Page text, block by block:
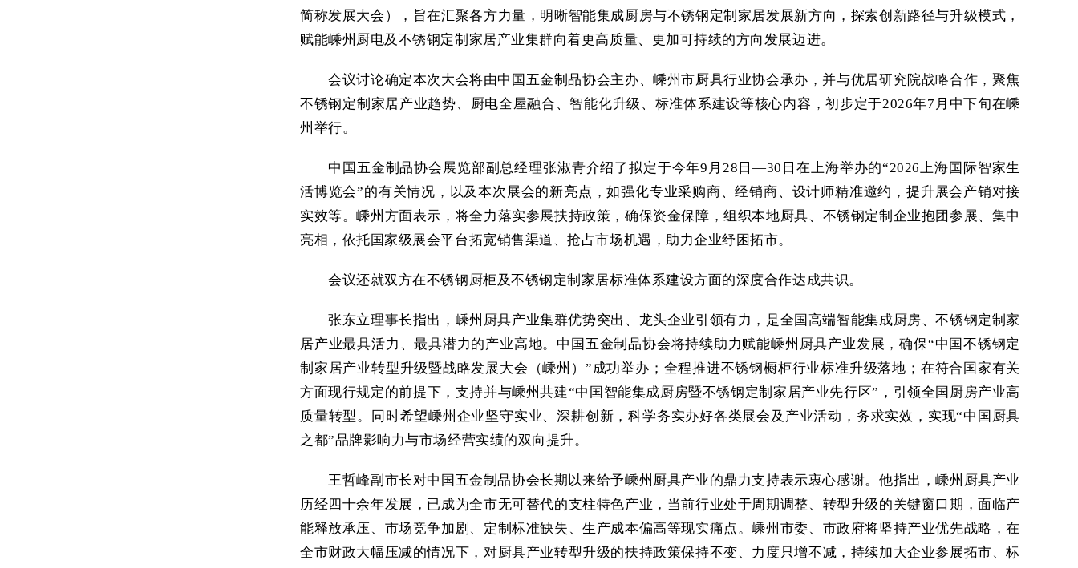
简称发展大会），旨在汇聚各方力量，明晰智能集成厨房与不锈钢定制家居发展新方向，探索创新路径与升级模式，
赋能嵊州厨电及不锈钢定制家居产业集群向着更高质量、更加可持续的方向发展迈进。
会议讨论确定本次大会将由中国五金制品协会主办、嵊州市厨具行业协会承办，并与优居研究院战略合作，聚焦
不锈钢定制家居产业趋势、厨电全屋融合、智能化升级、标准体系建设等核心内容，初步定于2026年7月中下旬在嵊
州举行。
中国五金制品协会展览部副总经理张淑青介绍了拟定于今年9月28日—30日在上海举办的“2026上海国际智家生
活博览会”的有关情况，以及本次展会的新亮点，如强化专业采购商、经销商、设计师精准邀约，提升展会产销对接
实效等。嵊州方面表示，将全力落实参展扶持政策，确保资金保障，组织本地厨具、不锈钢定制企业抱团参展、集中
亮相，依托国家级展会平台拓宽销售渠道、抢占市场机遇，助力企业纾困拓市。
会议还就双方在不锈钢厨柜及不锈钢定制家居标准体系建设方面的深度合作达成共识。
张东立理事长指出，嵊州厨具产业集群优势突出、龙头企业引领有力，是全国高端智能集成厨房、不锈钢定制家
居产业最具活力、最具潜力的产业高地。中国五金制品协会将持续助力赋能嵊州厨具产业发展，确保“中国不锈钢定
制家居产业转型升级暨战略发展大会（嵊州）”成功举办；全程推进不锈钢橱柜行业标准升级落地；在符合国家有关
方面现行规定的前提下，支持并与嵊州共建“中国智能集成厨房暨不锈钢定制家居产业先行区”，引领全国厨房产业高
质量转型。同时希望嵊州企业坚守实业、深耕创新，科学务实办好各类展会及产业活动，务求实效，实现“中国厨具
之都”品牌影响力与市场经营实绩的双向提升。
王哲峰副市长对中国五金制品协会长期以来给予嵊州厨具产业的鼎力支持表示衷心感谢。他指出，嵊州厨具产业
历经四十余年发展，已成为全市无可替代的支柱特色产业，当前行业处于周期调整、转型升级的关键窗口期，面临产
能释放承压、市场竞争加剧、定制标准缺失、生产成本偏高等现实痛点。嵊州市委、市政府将坚持产业优先战略，在
全市财政大幅压减的情况下，对厨具产业转型升级的扶持政策保持不变、力度只增不减，持续加大企业参展拓市、标